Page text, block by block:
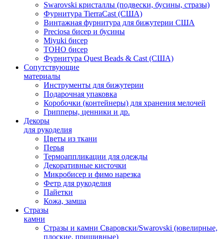
Swarovski кристаллы (подвески, бусины, стразы)
Фурнитура TierraCast (США)
Винтажная фурнитура для бижутерии США
Preciosa бисер и бусины
Miyuki бисер
TOHO бисер
Фурнитура Quest Beads & Cast (США)
Сопутствующие
материалы
Инструменты для бижутерии
Подарочная упаковка
Коробочки (контейнеры) для хранения мелочей
Грипперы, ценники и др.
Декоры
для рукоделия
Цветы из ткани
Перья
Термоаппликации для одежды
Декоративные кисточки
Микробисер и фимо нарезка
Фетр для рукоделия
Пайетки
Кожа, замша
Стразы
камни
Стразы и камни Сваровски/Swarovski (ювелирные,
плоские, пришивные)